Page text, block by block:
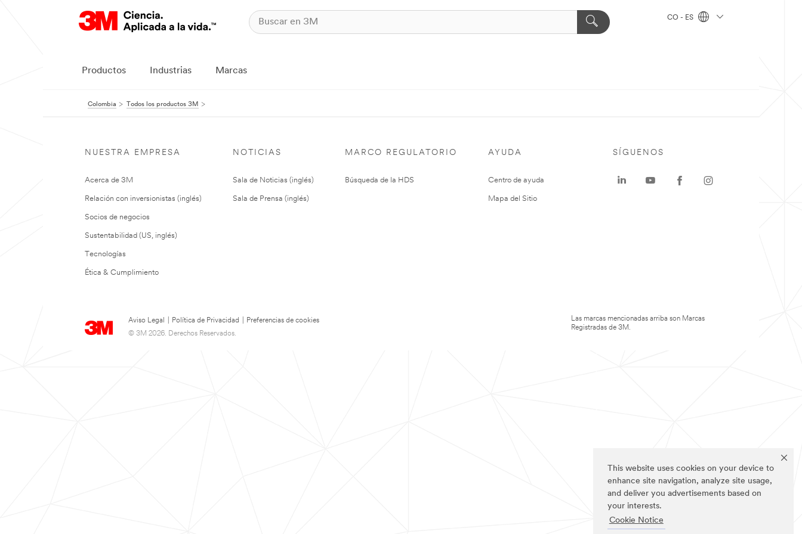
This website uses cookies on your device to
enhance site navigation, analyze site usage,
and deliver you advertisements based on
your interests.
Cookie Notice
CO - ES
Productos Industrias Marcas
Colombia Todos los productos 3M
NUESTRA EMPRESA
Acerca de 3M
Relación con inversionistas (inglés)
Socios de negocios
Sustentabilidad (US, inglés)
Tecnologías
Ética & Cumplimiento
NOTICIAS
Sala de Noticias (inglés)
Sala de Prensa (inglés)
MARCO REGULATORIO
Búsqueda de la HDS
AYUDA
Centro de ayuda
Mapa del Sitio
Aviso Legal Política de Privacidad
Preferencias de cookies
© 3M 2026. Derechos Reservados.
SÍGUENOS
Las marcas mencionadas arriba son Marcas
Registradas de 3M.